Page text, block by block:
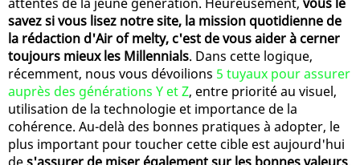
savez si vous lisez notre site, la mission quotidienne de
la rédaction d'Air of melty, c'est de vous aider à cerner
toujours mieux les Millennials. Dans cette logique,
récemment, nous vous dévoilions 5 tuyaux pour assurer
auprès des générations Y et Z, entre priorité au visuel,
utilisation de la technologie et importance de la
cohérence. Au-delà des bonnes pratiques à adopter, le
plus important pour toucher cette cible est aujourd'hui